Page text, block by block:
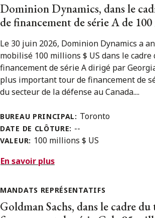
Dominion Dynamics, dans le
de financement de série A de
Le 30 juin 2026, Dominion Dynamics a
mobilisé 100 millions $ US dans le cadre
financement de série A dirigé par
plus important tour de financement de
du secteur de la défense au Canada....
BUREAU PRINCIPAL: Toronto
DATE DE CLÔTURE: --
VALEUR: 100 millions $ US
En savoir plus
MANDATS REPRÉSENTATIFS
Goldman Sachs, dans le cadre